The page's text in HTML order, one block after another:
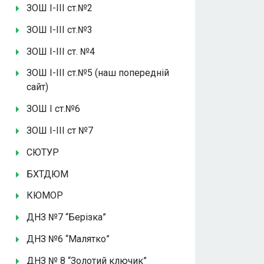
ЗОШ І-ІІІ ст.№2
ЗОШ І-ІІІ ст.№3
ЗОШ І-ІІІ ст. №4
ЗОШ І-ІІІ ст.№5 (наш попередній
сайт)
ЗОШ І ст.№6
ЗОШ І-ІІІ ст №7
СЮТУР
БХТДЮМ
КЮМОР
ДНЗ №7 “Берізка”
ДНЗ №6 “Малятко”
ДНЗ № 8 “Золотий ключик”